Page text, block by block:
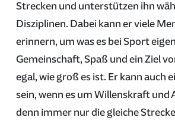
Strecken und unterstützen ihn
Disziplinen. Dabei kann er viele
erinnern, um was es bei Sport
Gemeinschaft, Spaß und ein Ziel
egal, wie groß es ist. Er kann auch
sein, wenn es um Willenskraft und
denn immer nur die gleiche